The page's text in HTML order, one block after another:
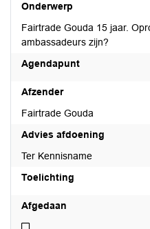
Onderwerp
Fairtrade Gouda 15 jaar.
ambassadeurs zijn?
Agendapunt
Afzender
Fairtrade Gouda
Advies afdoening
Ter Kennisname
Toelichting
Afgedaan
Niet afgedaan